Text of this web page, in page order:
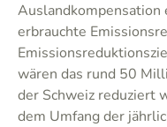
Auslandkompensation
erbrauchte
wären das rund 50
der Schweiz reduziert
dem Umfang der